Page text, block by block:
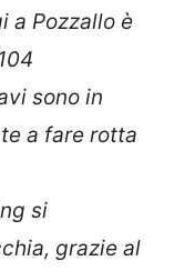
a Pozzallo è
sono in
a fare rotta
si
grazie al